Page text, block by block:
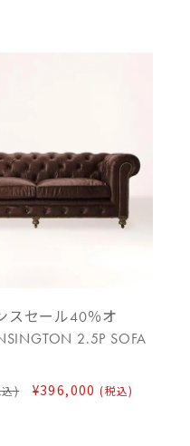
スセール40％オ
2.5P SOFA
) ¥396,000(税込)